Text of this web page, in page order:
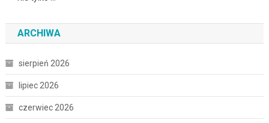
ARCHIWA
sierpień 2026
lipiec 2026
czerwiec 2026